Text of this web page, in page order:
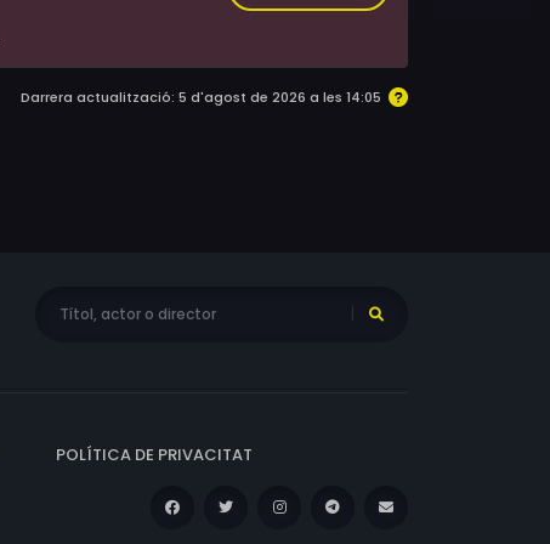
Darrera actualització: 5 d'agost de 2026 a les 14:05
POLÍTICA DE PRIVACITAT